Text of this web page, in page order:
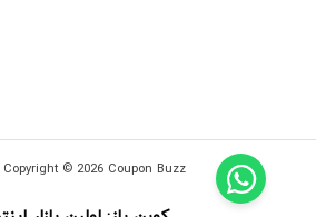
Copyright © 2026 Coupon Buzz